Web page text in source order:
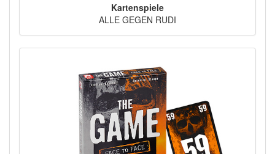
Kartenspiele
ALLE GEGEN RUDI